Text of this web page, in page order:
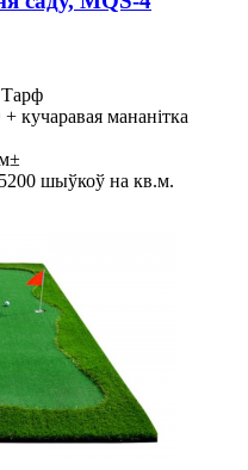
кучаравая мананітка
шыўкоў на кв.м.